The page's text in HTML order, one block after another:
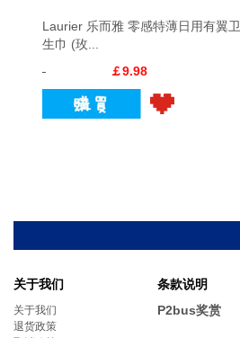
Laurier 乐而雅 零感特薄日用有翼卫
生巾 (玫...
￡9.98
关于我们
关于我们
退货政策
条款说明
P2bus奖赏